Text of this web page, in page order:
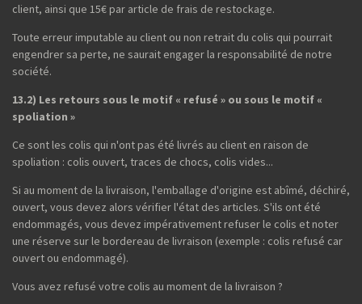
client, ainsi que 15€ par article de frais de restockage.
Toute erreur imputable au client ou non retrait du colis qui pourrait
engendrer sa perte, ne saurait engager la responsabilité de notre
société.
13.2) Les retours sous le motif « refusé » ou sous le motif «
spoliation »
Ce sont les colis qui n'ont pas été livrés au client en raison de
spoliation : colis ouvert, traces de chocs, colis vides...
Si au moment de la livraison, l'emballage d'origine est abîmé, déchiré,
ouvert, vous devez alors vérifier l'état des articles. S'ils ont été
endommagés, vous devez impérativement refuser le colis et noter
une réserve sur le bordereau de livraison (exemple : colis refusé car
ouvert ou endommagé).
Vous avez refusé votre colis au moment de la livraison ?